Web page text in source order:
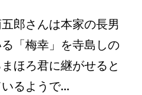
郎さんは本家の長男
「梅幸」を寺島しの
ほろ君に継がせると
るようで...